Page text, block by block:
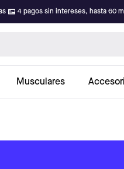
4 pagos sin intereses, hasta 60
Musculares